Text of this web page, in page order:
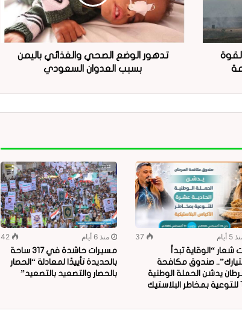
تدهور الوضع الصحي والغذائي باليمن
بسبب العدوان السعودي
أيام
37
شعار “الوقاية تبدأ
صندوق مكافحة
يدشن الحملة الوطنية
منذ 6 أيام
42
مسيرات حاشدة في 317 ساحة
بالحديدة تأييدًا لمعادلة “الحصار
بالحصار والتصعيد بالتصعيد”